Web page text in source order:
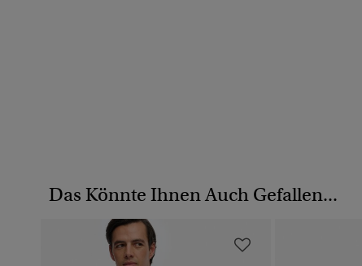
Das Könnte Ihnen Auch Gefallen...